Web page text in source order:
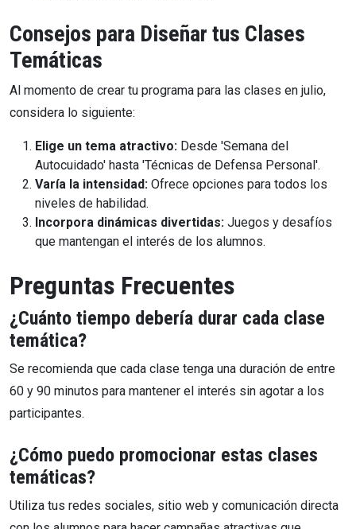
Consejos para Diseñar tus Clases
Temáticas
Al momento de crear tu programa para las clases en julio,
considera lo siguiente:
Elige un tema atractivo: Desde 'Semana del
Autocuidado' hasta 'Técnicas de Defensa Personal'.
Varía la intensidad: Ofrece opciones para todos los
niveles de habilidad.
Incorpora dinámicas divertidas: Juegos y desafíos
que mantengan el interés de los alumnos.
Preguntas Frecuentes
¿Cuánto tiempo debería durar cada clase
temática?
Se recomienda que cada clase tenga una duración de entre
60 y 90 minutos para mantener el interés sin agotar a los
participantes.
¿Cómo puedo promocionar estas clases
temáticas?
Utiliza tus redes sociales, sitio web y comunicación directa